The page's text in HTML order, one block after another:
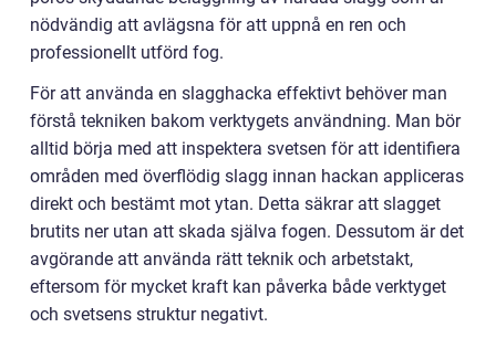
nödvändig att avlägsna för att uppnå en ren och
professionellt utförd fog.
För att använda en slagghacka effektivt behöver man
förstå tekniken bakom verktygets användning. Man bör
alltid börja med att inspektera svetsen för att identifiera
områden med överflödig slagg innan hackan appliceras
direkt och bestämt mot ytan. Detta säkrar att slagget
brutits ner utan att skada själva fogen. Dessutom är det
avgörande att använda rätt teknik och arbetstakt,
eftersom för mycket kraft kan påverka både verktyget
och svetsens struktur negativt.